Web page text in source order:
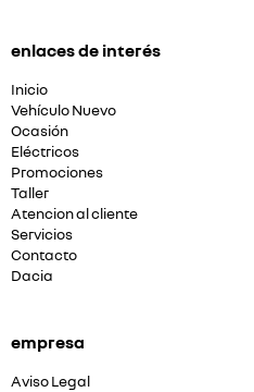
enlaces de interés
Inicio
Vehículo Nuevo
Ocasión
Eléctricos
Promociones
Taller
Atencion al cliente
Servicios
Contacto
Dacia
empresa
Aviso Legal